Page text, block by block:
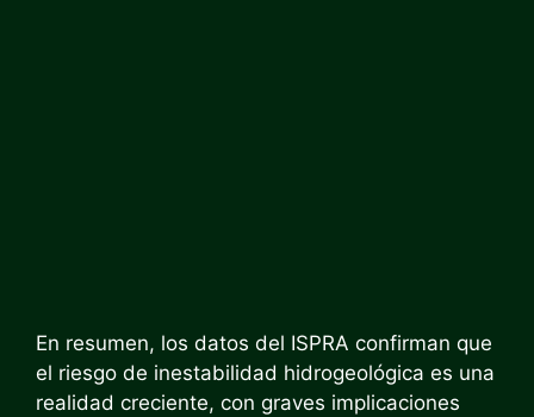
En resumen, los datos del ISPRA confirman que
el riesgo de inestabilidad hidrogeológica es una
realidad creciente, con graves implicaciones